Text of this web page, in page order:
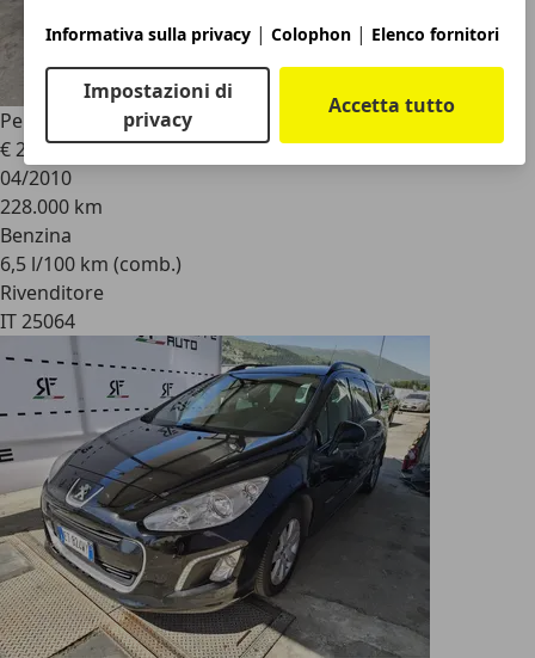
Informativa sulla privacy | Colophon | Elenco fornitori
Impostazioni di
privacy
Accetta tutto
Peugeot 207
1.6 BENZINA / CABRIO / DA NEOPATENTATI
€ 2.700
04/2010
228.000 km
Benzina
6,5 l/100 km (comb.)
Rivenditore
IT 25064